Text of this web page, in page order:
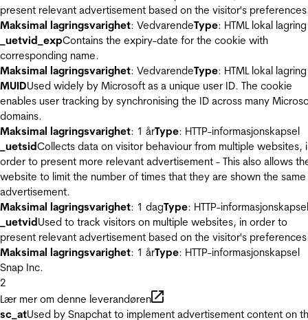
present relevant advertisement based on the visitor's
Maksimal lagringsvarighet: VedvarendeType: HTML lokal lagring
_uetvid_expContains the expiry-date for the cookie with
corresponding name.
Maksimal lagringsvarighet: VedvarendeType: HTML lokal lagring
MUIDUsed widely by Microsoft as a unique user ID. The cookie
enables user tracking by synchronising the ID across many
domains.
Maksimal lagringsvarighet: 1 årType: HTTP-informasjonskapsel
_uetsidCollects data on visitor behaviour from multiple websites,
order to present more relevant advertisement - This also allows
website to limit the number of times that they are shown the same
advertisement.
Maksimal lagringsvarighet: 1 dagType: HTTP-informasjonskapsel
_uetvidUsed to track visitors on multiple websites, in order to
present relevant advertisement based on the visitor's
Maksimal lagringsvarighet: 1 årType: HTTP-informasjonskapsel
Snap Inc.
2
Lær mer om denne leverandøren
sc_atUsed by Snapchat to implement advertisement content on